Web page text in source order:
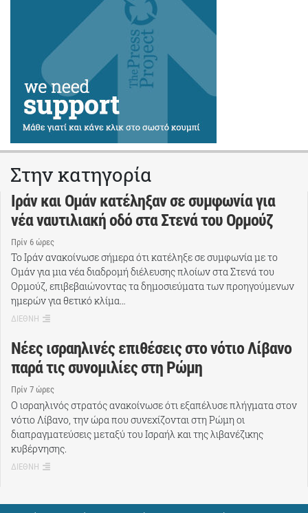
Στην κατηγορία
Ιράν και Ομάν κατέληξαν σε συμφωνία για
νέα ναυτιλιακή οδό στα Στενά του Ορμούζ
Πρίν 6 ώρες
Το Ιράν ανακοίνωσε σήμερα ότι κατέληξε σε συμφωνία με το
Ομάν για μια νέα διαδρομή διέλευσης πλοίων στα Στενά του
Ορμούζ, επιβεβαιώνοντας τα δημοσιεύματα των προηγούμενων
ημερών για θετικό κλίμα…
ΔΙΕΘΝΗ
Νέες ισραηλινές επιθέσεις στο νότιο Λίβανο
παρά τις συνομιλίες στη Ρώμη
Πρίν 7 ώρες
Ο ισραηλινός στρατός ανακοίνωσε ότι εξαπέλυσε πλήγματα στον
νότιο Λίβανο, την ώρα που συνεχίζονται στη Ρώμη οι
διαπραγματεύσεις μεταξύ του Ισραήλ και της λιβανέζικης
κυβέρνησης.
ΔΙΕΘΝΗ